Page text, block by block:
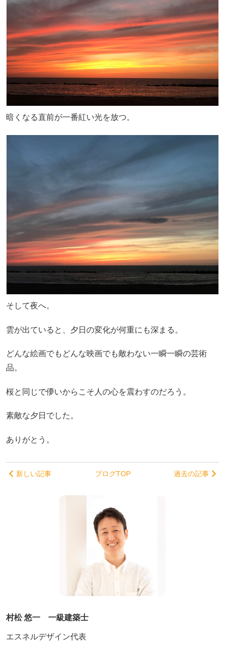
暗くなる直前が一番紅い光を放つ。
そして夜へ。
雲が出ていると、夕日の変化が何重にも深まる。
どんな絵画でもどんな映画でも敵わない一瞬一瞬の芸術
品。
桜と同じで儚いからこそ人の心を震わすのだろう。
素敵な夕日でした。
ありがとう。
新しい記事 ブログTOP 過去の記事
村松 悠一 一級建築士
エスネルデザイン代表